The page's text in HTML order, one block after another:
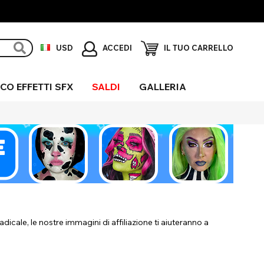
USD ACCEDI IL TUO CARRELLO
UV
Sclera
EFFETTI SFX SALDI GALLERIA
le nostre immagini di affiliazione ti aiuteranno a